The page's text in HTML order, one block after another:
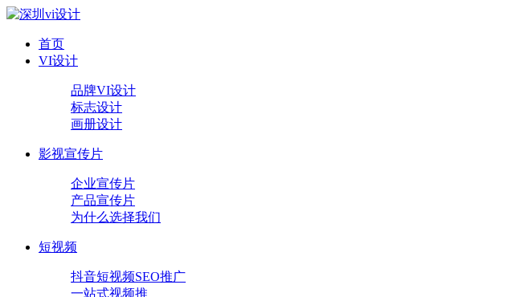
首页
VI设计
品牌VI设计
标志设计
画册设计
影视宣传片
企业宣传片
产品宣传片
为什么选择我们
短视频
抖音短视频SEO推广
一站式视频推